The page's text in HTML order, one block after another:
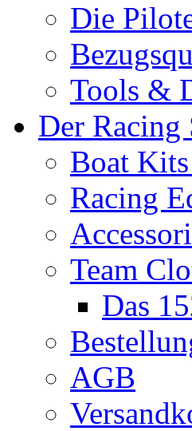
Die
Tools &
Der Racing
Boat
Racing
Team
Das
AGB